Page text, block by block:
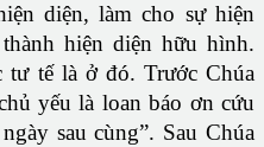
diện, làm cho sự hiện
hiện diện hữu hình.
tư tế là ở đó. Trước Chúa
yếu là loan báo ơn cứu
sau cùng”. Sau Chúa